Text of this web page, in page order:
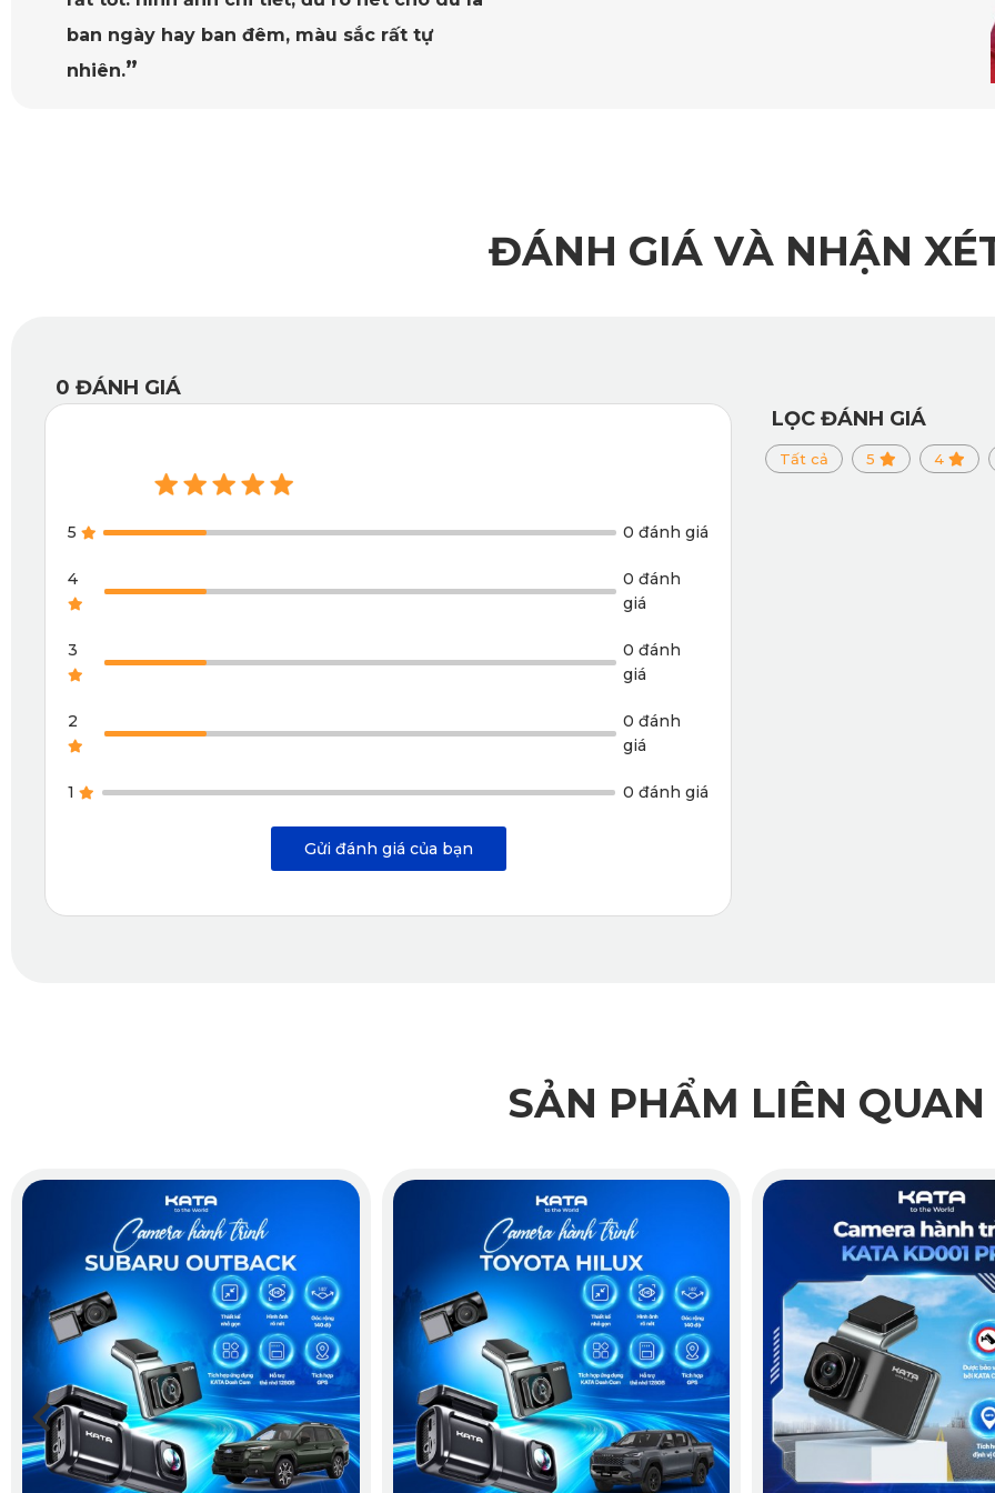
Thiết bị là một giải pháp hoàn hảo cho việc ghi lại và bảo vệ chủ xe trong trường hợp xảy ra va chạm. Được trang bị
những va chạm xảy ra trong quá trình lái xe.
Khi xảy ra va chạm, cảm biến G-Sensor sẽ ngay lập tức kích hoạt việc ghi lại thời điểm vụ va chạm và đánh dấu những
quan trọng này không bị ghi đè bởi các video khác và được bảo vệ trong quá trình sử dụng.
Tính năng cảm biến G-Sensor 3 thông minh
Sử dụng nguồn điện trực tiếp trên xe
Bằng cách sử dụng nguồn điện trực tiếp từ xe, bạn không cần phải lo lắng về tình trạng pin của camera. Không còn tình
yên tâm sử dụng camera trong suốt quá trình lái xe.
ĐÁNH GIÁ VÀ NHẬN
0 ĐÁNH GIÁ
5 0 đánh giá
4
0 đánh
giá
3
0 đánh
giá
2
0 đánh
giá
1 0 đánh giá
Gửi đánh giá của bạn
LỌC ĐÁNH GIÁ
Tất cả 5 4
SẢN PHẨM LIÊN QUAN